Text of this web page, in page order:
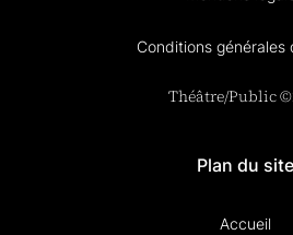
Conditions générales
Théâtre/Public
Plan du site
Accueil